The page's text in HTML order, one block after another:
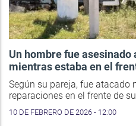
Un hombre fue asesinado
mientras estaba en el
Según su pareja, fue atacado
reparaciones en el frente de
10 DE FEBRERO DE 2026 - 12:00